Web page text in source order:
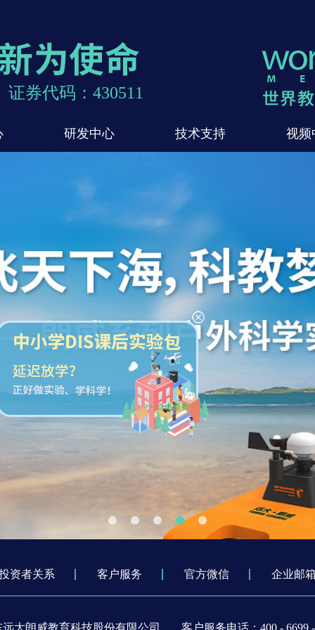
证券代码：430511
研发中心 技术支持 视频
资者关系 客户服务 官方微信 企业邮
远大朗威教育科技股份有限公司 客户服务电话：400 - 6699